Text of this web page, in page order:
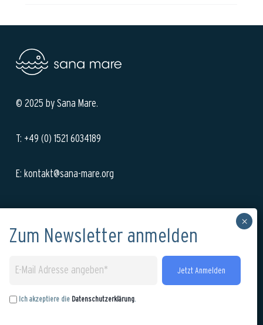
© 2025 by Sana Mare.
T: +49 (0) 1521 6034189
E: kontakt@sana-mare.org
Ich akzeptiere dieDatenschutzerklärung
Ich akzeptiere die Datenschutzerklärung.